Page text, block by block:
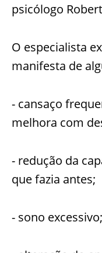
psicólogo
O especialista
manifesta de
- cansaço
melhora com
- redução da
que fazia antes;
- sono excessivo;